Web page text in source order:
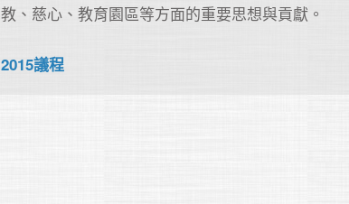
教、慈心、教育園區等方面的重要思想與貢獻。
2015議程